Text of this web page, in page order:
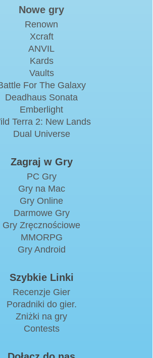
Nowe gry
Renown
Xcraft
ANVIL
Kards
Vaults
For The Galaxy
Deadhaus Sonata
Emberlight
Terra 2: New Lands
Dual Universe
Zagraj w Gry
PC Gry
Gry na Mac
Gry Online
Darmowe Gry
Gry Zręcznościowe
MMORPG
Gry Android
Szybkie Linki
Recenzje Gier
Poradniki do gier.
Zniżki na gry
Contests